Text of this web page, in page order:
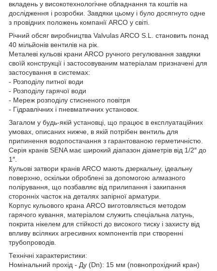
вкладень у високотехнологічне обладнання та коштів на
дослідження і розробки. Завдяки цьому і було досягнуто одне
з провідних положень компанії ARCO у світі.
Річний обсяг виробництва Valvulas ARCO S.L. становить понад
40 мільйонів вентилів на рік.
Металеві кульові крани ARCO ручного регулювання завдяки
своїй конструкції і застосовуваним матеріалам призначені для
застосування в системах:
- Розподілу питної води
- Розподілу гарячої води
- Мереж розподілу стисненого повітря
- Гідравлічних і пневматичних установок.
Загалом у будь-якій установці, що працює в експлуатаційних
умовах, описаних нижче, в якій потрібен вентиль для
припинення водопостачання з гарантованою герметичністю.
Серія кранів SENA має широкий діапазон діаметрів від 1/2″ до
1″.
Кульові затвори кранів ARCO мають дзеркальну, ідеальну
поверхню, оскільки оброблені за допомогою алмазного
полірування, що позбавляє від прилипання і закипання
сторонніх часток на деталях запірної арматури.
Корпус кульового крана ARCO виготовляється методом
гарячого кування, матеріалом служить спеціальна латунь,
покрита нікелем для стійкості до високого тиску і захисту від
впливу всіляких агресивних компонентів при створенні
трубопроводів.
Технічні характеристики:
Номінальний прохід - Ду (Dn): 15 мм (повнопрохідний кран)